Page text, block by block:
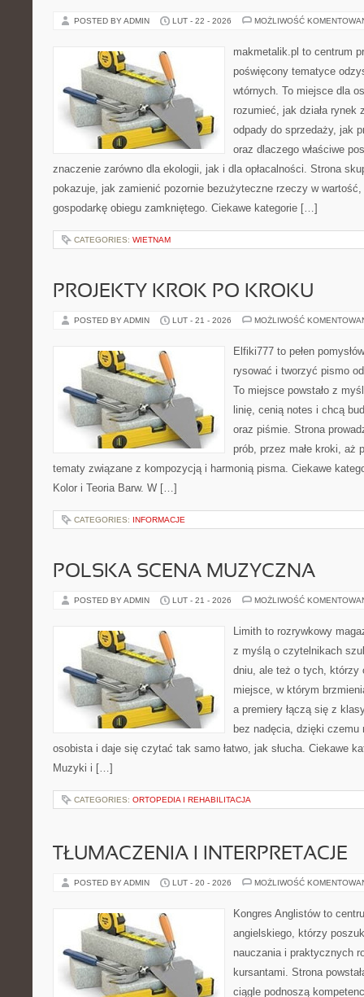
POSTED BY ADMIN LUT - 22 - 2026 MOŻLIWOŚĆ
makmetalik.pl to centrum
poświęcony tematyce
wtórnych. To miejsce dla
rozumieć, jak działa rynek
odpady do sprzedaży, jak
oraz dlaczego właściwe
znaczenie zarówno dla ekologii, jak i dla opłacalności. Strona
pokazuje, jak zamienić pozornie bezużyteczne rzeczy w
gospodarkę obiegu zamkniętego. Ciekawe kategorie […]
CATEGORIES: WIETNAM
PROJEKTY KROK PO KROKU
POSTED BY ADMIN LUT - 21 - 2026 MOŻLIWOŚĆ
Elfiki777 to pełen
rysować i tworzyć pismo
To miejsce powstało z
linię, cenią notes i chcą
oraz piśmie. Strona
prób, przez małe kroki, aż
tematy związane z kompozycją i harmonią pisma. Ciekawe
Kolor i Teoria Barw. W […]
CATEGORIES: INFORMACJE
POLSKA SCENA MUZYCZNA
POSTED BY ADMIN LUT - 21 - 2026 MOŻLIWOŚĆ
Limith to rozrywkowy
z myślą o czytelnikach
dniu, ale też o tych, którzy
miejsce, w którym
a premiery łączą się z
bez nadęcia, dzięki
osobista i daje się czytać tak samo łatwo, jak słucha. Ciekawe
Muzyki i […]
CATEGORIES: ORTOPEDIA I REHABILITACJA
TŁUMACZENIA I INTERPRETACJE
POSTED BY ADMIN LUT - 20 - 2026 MOŻLIWOŚĆ
Kongres Anglistów to
angielskiego, którzy
nauczania i praktycznych
kursantami. Strona
ciągle podnoszą